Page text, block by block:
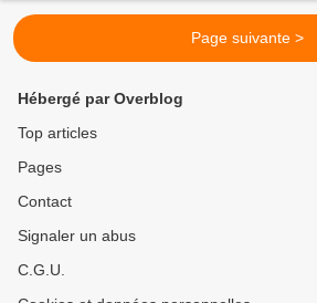
Page suivante >
Hébergé par Overblog
Top articles
Pages
Contact
Signaler un abus
C.G.U.